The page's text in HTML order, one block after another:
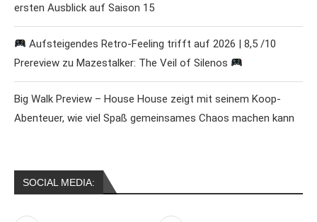
ersten Ausblick auf Saison 15
Aufsteigendes Retro-Feeling trifft auf 2026 | 8,5 /10
Prereview zu Mazestalker: The Veil of Silenos
Big Walk Preview – House House zeigt mit seinem Koop-
Abenteuer, wie viel Spaß gemeinsames Chaos machen kann
SOCIAL MEDIA: